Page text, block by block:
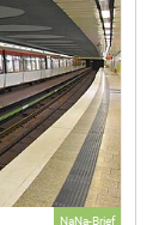
NaNa-Brief